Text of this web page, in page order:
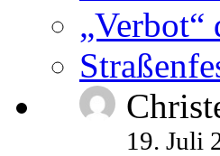
„Verbot“
19. Juli